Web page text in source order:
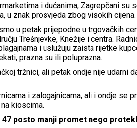
i dućanima, Zagrepčani su
u znak prosvjeda zbog visokih cijena.
u petak prijepodne u trgovačkih
Trešnjevke, Knežije i centra.
i uslužuju zaista rijetke
prazna su ili poluprazna.
tržnici, ali petak ondje nije udarni
i zalogajnicama, ali i ondje se
kioscima.
47 posto manji promet nego